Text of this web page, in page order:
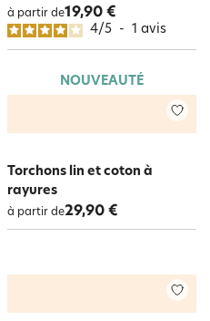
à partir de19,90 €
4/5 - 1 avis
NOUVEAUTÉ
Torchons lin et coton à
rayures
à partir de29,90 €